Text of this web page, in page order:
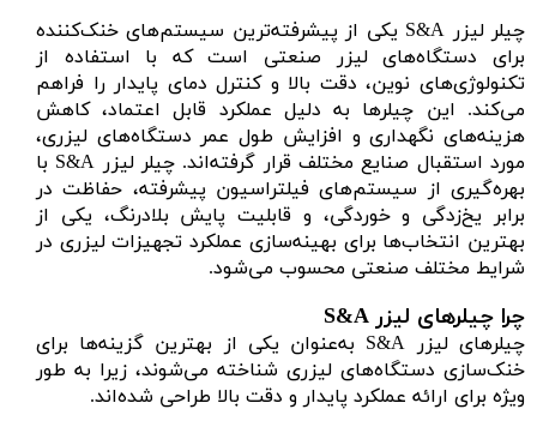
چیلر لیزر S&A یکی از پیشرفته‌ترین سیستم‌های خنک‌کننده
برای دستگاه‌های لیزر صنعتی است که با استفاده از
تکنولوژی‌های نوین، دقت بالا و کنترل دمای پایدار را فراهم
می‌کند. این چیلرها به دلیل عملکرد قابل اعتماد، کاهش
هزینه‌های نگهداری و افزایش طول عمر دستگاه‌های لیزری،
مورد استقبال صنایع مختلف قرار گرفته‌اند. چیلر لیزر S&A با
بهره‌گیری از سیستم‌های فیلتراسیون پیشرفته، حفاظت در
برابر یخ‌زدگی و خوردگی، و قابلیت پایش بلادرنگ، یکی از
بهترین انتخاب‌ها برای بهینه‌سازی عملکرد تجهیزات لیزری در
شرایط مختلف صنعتی محسوب می‌شود.
چرا چیلرهای لیزر S&A
چیلرهای لیزر S&A به‌عنوان یکی از بهترین گزینه‌ها برای
خنک‌سازی دستگاه‌های لیزری شناخته می‌شوند، زیرا به طور
ویژه برای ارائه عملکرد پایدار و دقت بالا طراحی شده‌اند.